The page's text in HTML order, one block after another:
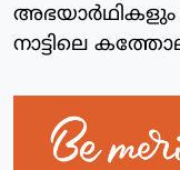
അഭയാര്‍ഥികളും
നാട്ടിലെ